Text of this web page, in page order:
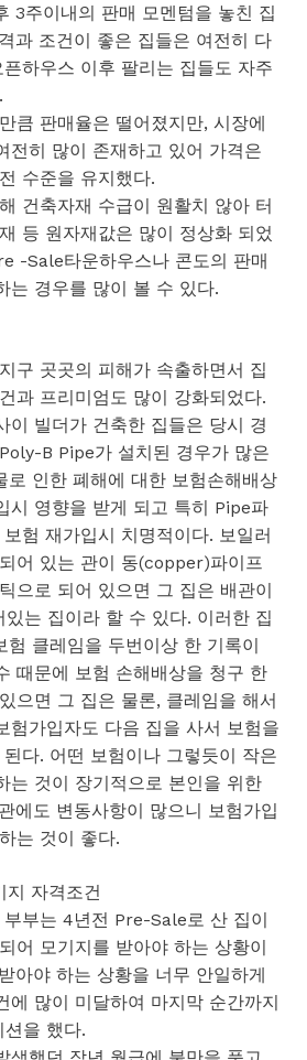
3주이내의 판매 모멘텀을 놓친 집
과 조건이 좋은 집들은 여전히 다
하우스 이후 팔리는 집들도 자주
큼 판매율은 떨어졌지만, 시장에
전히 많이 존재하고 있어 가격은
수준을 유지했다.
건축자재 수급이 원활치 않아 터
등 원자재값은 많이 정상화 되었
-Sale타운하우스나 콘도의 판매
는 경우를 많이 볼 수 있다.
구 곳곳의 피해가 속출하면서 집
과 프리미엄도 많이 강화되었다.
이 빌더가 건축한 집들은 당시 경
B Pipe가 설치된 경우가 많은
로 인한 폐해에 대한 보험손해배상
시 영향을 받게 되고 특히 Pipe파
험 재가입시 치명적이다. 보일러
어 있는 관이 동(copper)파이프
으로 되어 있으면 그 집은 배관이
는 집이라 할 수 있다. 이러한 집
험 클레임을 두번이상 한 기록이
때문에 보험 손해배상을 청구 한
으면 그 집은 물론, 클레임을 해서
험가입자도 다음 집을 사서 보험을
다. 어떤 보험이나 그렇듯이 작은
는 것이 장기적으로 본인을 위한
에도 변동사항이 많으니 보험가입
는 것이 좋다.
자격조건
부는 4년전 Pre-Sale로 산 집이
어 모기지를 받아야 하는 상황이
아야 하는 상황을 너무 안일하게
에 많이 미달하여 마지막 순간까지
을 했다.